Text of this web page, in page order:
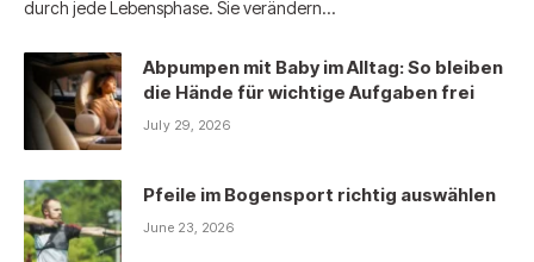
durch jede Lebensphase. Sie verändern…
Abpumpen mit Baby im Alltag: So bleiben
die Hände für wichtige Aufgaben frei
July 29, 2026
Pfeile im Bogensport richtig auswählen
June 23, 2026